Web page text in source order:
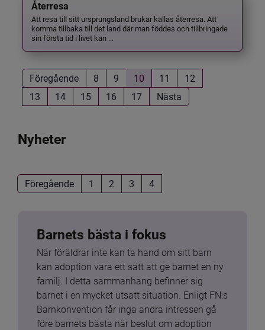
Återresa
Att resa till sitt ursprungsland brukar kallas återresa. Att
komma tillbaka till det land där man föddes och tillbringade
sin första tid i livet kan ...
Föregående 8 9 10 11
12
13
14 15 16 17 Nästa
Nyheter
Föregående 1 2 3 4
Barnets bästa i fokus
När föräldrar inte kan ta hand om sitt barn
kan adoption vara ett sätt att ge barnet en ny
familj. I detta sammanhang befinner sig
barnet i en mycket utsatt situation. Enligt FN:s
Barnkonvention får inga andra intressen gå
före barnets bästa när beslut om adoption